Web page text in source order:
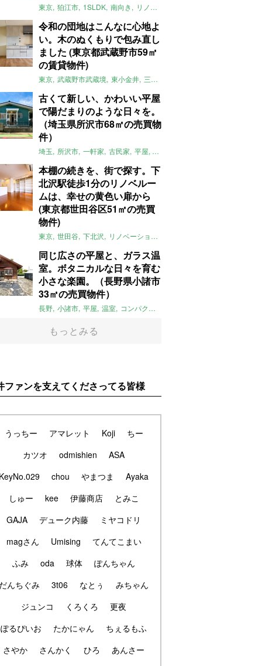
東京 狛江市 1SLDK 南向き リノベ
令和の団地はこんなに心地よ
い。木のぬくもりで包み直し
ました (東京都武蔵野市59㎡
の賃貸物件)
東京 武蔵野市武蔵境 東小金井 三鷹
古くて新しい、かわいい平屋
で陽だまりのような日々を。
（埼玉県所沢市68㎡の売買物
件）
埼玉 所沢市 一軒家 古民家 平屋 庭
本棚の続きを、街で探す。下
北沢駅徒歩1分のリノベルー
ムは、幸せの黄色い扉から
(東京都世田谷区51㎡の売買
物件)
東京 世田谷 下北沢 リノベーション
同じ広さの平屋と、ガラス温
室。ボタニカルな日々を育む
小さな楽園。（長野県小諸市
33㎡の売買物件）
長野 小諸市 平屋 温室 コンパクト
もっとみる
ファンを支えてくださってる皆様
うっちー アマレット Koji
ちー
カツオ
odmishien
ASA
chou やまつま
Ayaka
しゅー
kee 伊藤商店
とみこ
GAJA
デューク内藤
ミヤコドリ
magさん
Umising
てんてこまい
ふみ
oda 球体
ぽんちゃん
んちぐみ
3t06 なとぅ
みちゃん
ジュンコ
くろくろ
更夜
ぽるぴいお
たかにゃん
ちぇるもふ
さやか
さんかく ひろ
あんさー